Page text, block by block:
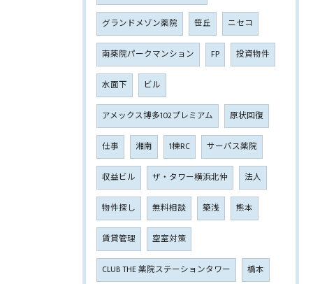
グランドメゾン薬院 笹丘 ニセコ
南薬院パークマンション FP 投資物件
水面下 ビル
アメックス博多102プレミアム 原状回復
仕事 湘南 1棟RC サーパス薬院
収益ビル ザ・タワー横浜北仲 法人
物件探し 無料相談 築浅 熊本
賃貸管理 空室対策
CLUB THE 薬院ステーションタワー 橋本